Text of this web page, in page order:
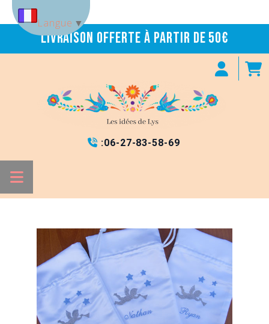
Livraison offerte à partir de 50€
 :06-27-83-58-69
Langue ▼